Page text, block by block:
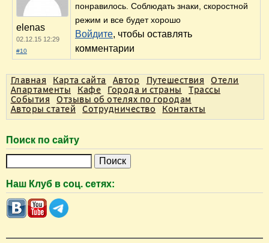
elenas
02.12.15 12:29
#10
понравилось. Соблюдать знаки, скоростной
режим и все будет хорошо
Войдите, чтобы оставлять
комментарии
Главная Карта сайта Автор Путешествия
Отели
Апартаменты
Кафе Города и страны
Трассы
События
Отзывы об отелях по городам
Авторы статей
Сотрудничество Контакты
Поиск по сайту
и
с
к
Наш Клуб в соц. сетях: